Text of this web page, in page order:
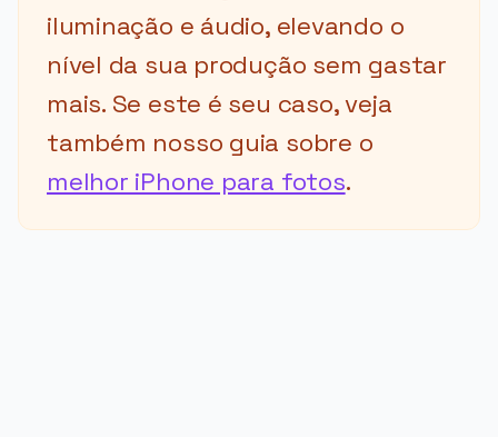
iluminação e áudio, elevando o
nível da sua produção sem gastar
mais. Se este é seu caso, veja
também nosso guia sobre o
melhor iPhone para fotos.